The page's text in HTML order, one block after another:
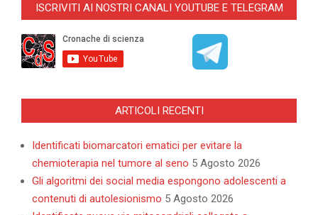
ISCRIVITI AI NOSTRI CANALI YOUTUBE E TELEGRAM
ARTICOLI RECENTI
Identificati biomarcatori ematici per evitare la
chemioterapia nel tumore al seno 5 Agosto 2026
Gli algoritmi dei social media espongono adolescenti a
contenuti di autolesionismo 5 Agosto 2026